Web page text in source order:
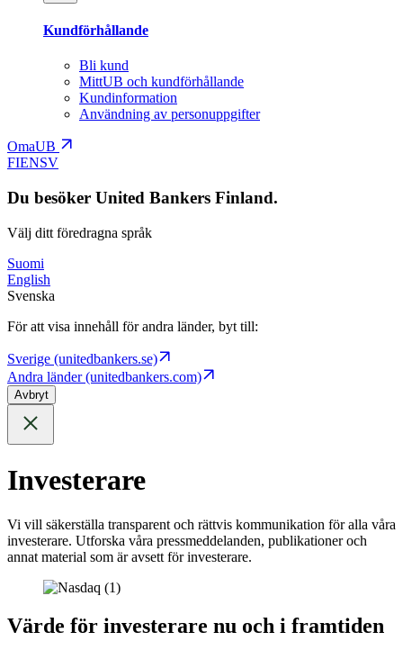
Kundförhållande
Bli kund
MittUB och kundförhållande
Kundinformation
Användning av personuppgifter
OmaUB
FIENSV
Du besöker United Bankers Finland.
Välj ditt föredragna språk
Suomi
English
Svenska
För att visa innehåll för andra länder, byt till:
Sverige (unitedbankers.se)
Andra länder (unitedbankers.com)
Avbryt
Investerare
Vi vill säkerställa transparent och rättvis kommunikation för alla våra
investerare. Utforska våra pressmeddelanden, publikationer och
annat material som är avsett för investerare.
Värde för investerare nu och i framtiden